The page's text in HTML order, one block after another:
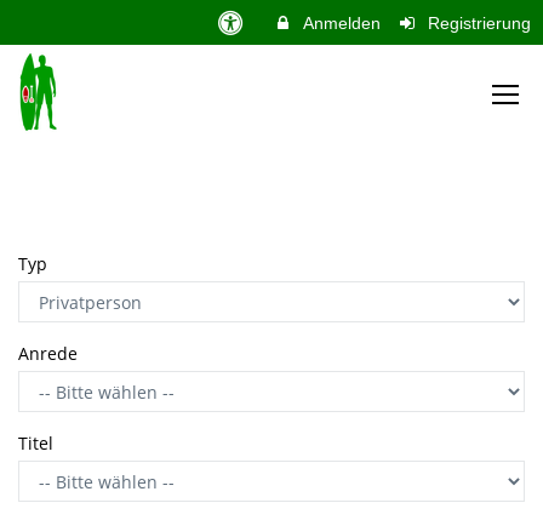
Anmelden Registrierung
Typ
Anrede
Titel